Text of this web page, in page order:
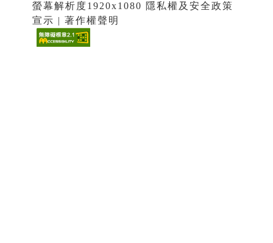
螢幕解析度1920x1080 隱私權及安全政策
宣示 | 著作權聲明